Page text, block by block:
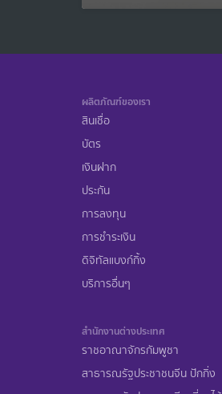
ผลิตภัณฑ์ของเรา
สินเชื่อ
บัตร
เงินฝาก
ประกัน
การลงทุน
การชำระเงิน
ดิจิทัลแบงก์กิ้ง
บริการอื่นๆ
สำนักงานต่างประเทศ
ราชอาณาจักรกัมพูชา
สาธารณรัฐประชาชนจีน ปักกิ่ง